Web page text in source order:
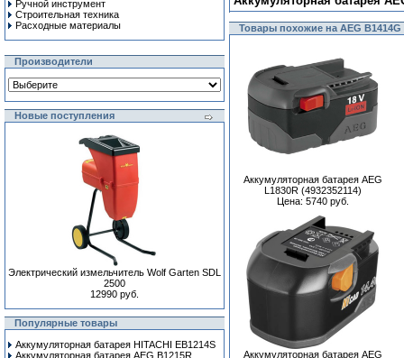
Ручной инcтрумент
Строительная техника
Расходные материалы
Производители
Новые поступления
Электрический измельчитель Wolf Garten SDL
2500
12990 руб.
Популярные товары
Аккумуляторная батарея HITACHI EB1214S
Аккумуляторная батарея AEG B1215R
Товары похожие на AEG B1414G
Аккумуляторная батарея AEG
L1830R (4932352114)
Цена: 5740 руб.
Аккумуляторная батарея AEG